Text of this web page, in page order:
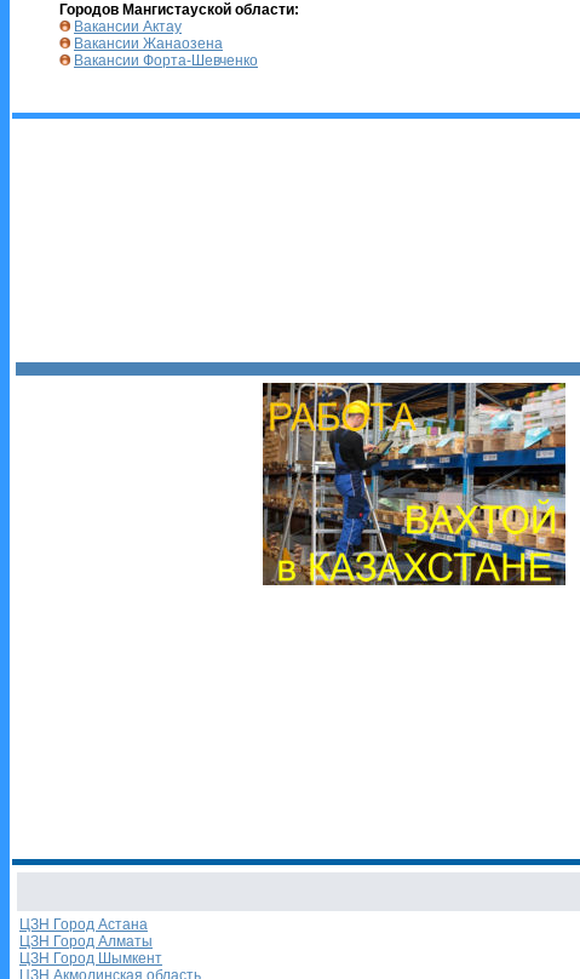
Городов Мангистауской области:
Вакансии Актау
Вакансии Жанаозена
Вакансии Форта-Шевченко
ЦЗН Город Астана
ЦЗН Город Алматы
ЦЗН Город Шымкент
ЦЗН Акмолинская область